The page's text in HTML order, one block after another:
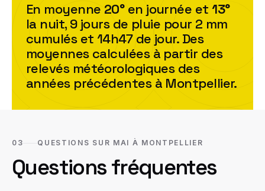
En moyenne 20°en journée et 13°
la nuit, 9joursde pluie pour 2 mm
cumulés et 14h47de jour. Des
moyennes calculées à partir des
relevés météorologiques des
années précédentes à Montpellier.
03 QUESTIONS SUR MAI À MONTPELLIER
Questions fréquentes